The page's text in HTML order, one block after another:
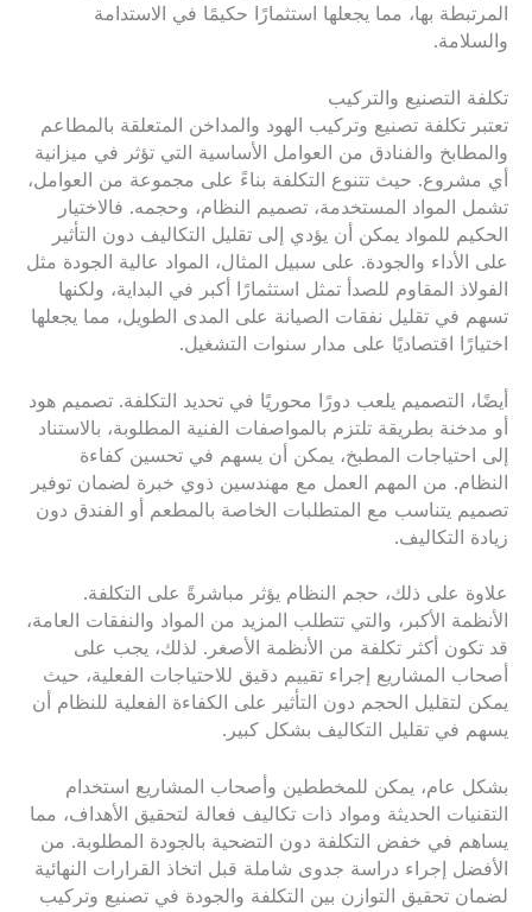
المرتبطة بها، مما يجعلها استثمارًا حكيمًا في الاستدامة
والسلامة.
تكلفة التصنيع والتركيب
تعتبر تكلفة تصنيع وتركيب الهود والمداخن المتعلقة بالمطاعم
والمطابخ والفنادق من العوامل الأساسية التي تؤثر في ميزانية
أي مشروع. حيث تتنوع التكلفة بناءً على مجموعة من العوامل،
تشمل المواد المستخدمة، تصميم النظام، وحجمه. فالاختيار
الحكيم للمواد يمكن أن يؤدي إلى تقليل التكاليف دون التأثير
على الأداء والجودة. على سبيل المثال، المواد عالية الجودة مثل
الفولاذ المقاوم للصدأ تمثل استثمارًا أكبر في البداية، ولكنها
تسهم في تقليل نفقات الصيانة على المدى الطويل، مما يجعلها
اختيارًا اقتصاديًا على مدار سنوات التشغيل.
أيضًا، التصميم يلعب دورًا محوريًا في تحديد التكلفة. تصميم هود
أو مدخنة بطريقة تلتزم بالمواصفات الفنية المطلوبة، بالاستناد
إلى احتياجات المطبخ، يمكن أن يسهم في تحسين كفاءة
النظام. من المهم العمل مع مهندسين ذوي خبرة لضمان توفير
تصميم يتناسب مع المتطلبات الخاصة بالمطعم أو الفندق دون
زيادة التكاليف.
علاوة على ذلك، حجم النظام يؤثر مباشرةً على التكلفة.
الأنظمة الأكبر، والتي تتطلب المزيد من المواد والنفقات العامة،
قد تكون أكثر تكلفة من الأنظمة الأصغر. لذلك، يجب على
أصحاب المشاريع إجراء تقييم دقيق للاحتياجات الفعلية، حيث
يمكن لتقليل الحجم دون التأثير على الكفاءة الفعلية للنظام أن
يسهم في تقليل التكاليف بشكل كبير.
بشكل عام، يمكن للمخططين وأصحاب المشاريع استخدام
التقنيات الحديثة ومواد ذات تكاليف فعالة لتحقيق الأهداف، مما
يساهم في خفض التكلفة دون التضحية بالجودة المطلوبة. من
الأفضل إجراء دراسة جدوى شاملة قبل اتخاذ القرارات النهائية
لضمان تحقيق التوازن بين التكلفة والجودة في تصنيع وتركيب